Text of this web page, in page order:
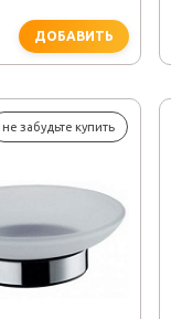
ДОБАВИТЬ
не забудьте купить